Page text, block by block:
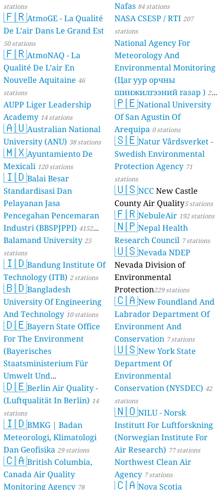
stations
🇫🇷AtmoGE - La Qualité
De L’air Dans Le Grand Est
50 stations
🇫🇷AtmoNAQ - La
Qualité De L’air En
Nouvelle Aquitaine 46
stations
AUPP Liger Leadership
Academy 14 stations
🇦🇺Australian National
University (ANU) 38 stations
🇲🇽Ayuntamiento De
Mexicali 120 stations
🇮🇩Balai Besar
Standardisasi Dan
Pelayanan Jasa
Pencegahan Pencemaran
Industri (BBSPJPPI) 4152
stations
Balamand University25
stations
🇮🇩Bandung Institute Of
Technology (ITB) 2 stations
🇧🇩Bangladesh
University Of Engineering
And Technology 10 stations
🇩🇪Bayern State Office
For The Environment
(Bayerisches
Staatsministerium Für
Umwelt Und
Verbraucherschutz) - LfU
46 stations
🇩🇪Berlin Air Quality -
(Luftqualität In Berlin) 14
stations
🇮🇩BMKG | Badan
Meteorologi, Klimatologi
Dan Geofisika 29 stations
🇨🇦British Columbia,
Canada Air Quality
Monitoring Agency 78
Nafas 84 stations
NASA CSESP / RTI 207
stations
National Agency For
Meteorology And
Environmental Monitoring
(Цаг уур орчны
шинжилгээний газар ) 21
stations
🇵🇪National University
Of San Agustin Of
Arequipa 0 stations
🇸🇪Natur Vårdsverket -
Swedish Environmental
Protection Agency 71
stations
🇺🇸NCCNew Castle
County Air Quality5 stations
🇫🇷NebuleAir 192 stations
🇳🇵Nepal Health
Research Council 7 stations
🇺🇸Nevada NDEP
Nevada Division of
Environmental
Protection229 stations
🇨🇦New Foundland And
Labrador Department Of
Environment And
Conservation 7 stations
🇺🇸New York State
Department Of
Environmental
Conservation (NYSDEC) 42
stations
🇳🇴NILU - Norsk
Institutt For Luftforskning
(Norwegian Institute For
Air Research) 77 stations
Northwest Clean Air
Agency 7 stations
🇨🇦Nova Scotia